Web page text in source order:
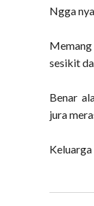
Ngga
Memang
sesikit
Benar
jura